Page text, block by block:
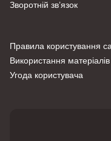
Зворотній зв’язок
Правила користування
Використання матеріалів
Угода користувача